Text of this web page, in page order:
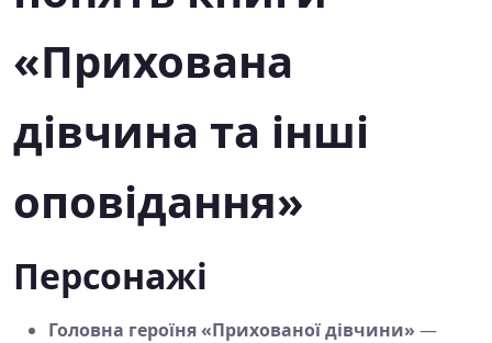
«Прихована
дівчина та інші
оповідання»
Персонажі
Головна героїня «Прихованої дівчини» —